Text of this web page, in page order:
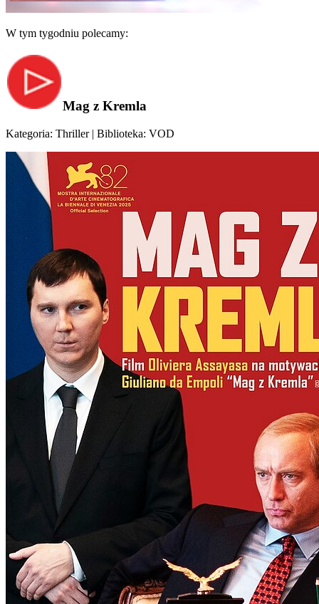
W tym tygodniu polecamy:
Mag z Kremla
Kategoria: Thriller | Biblioteka: VOD